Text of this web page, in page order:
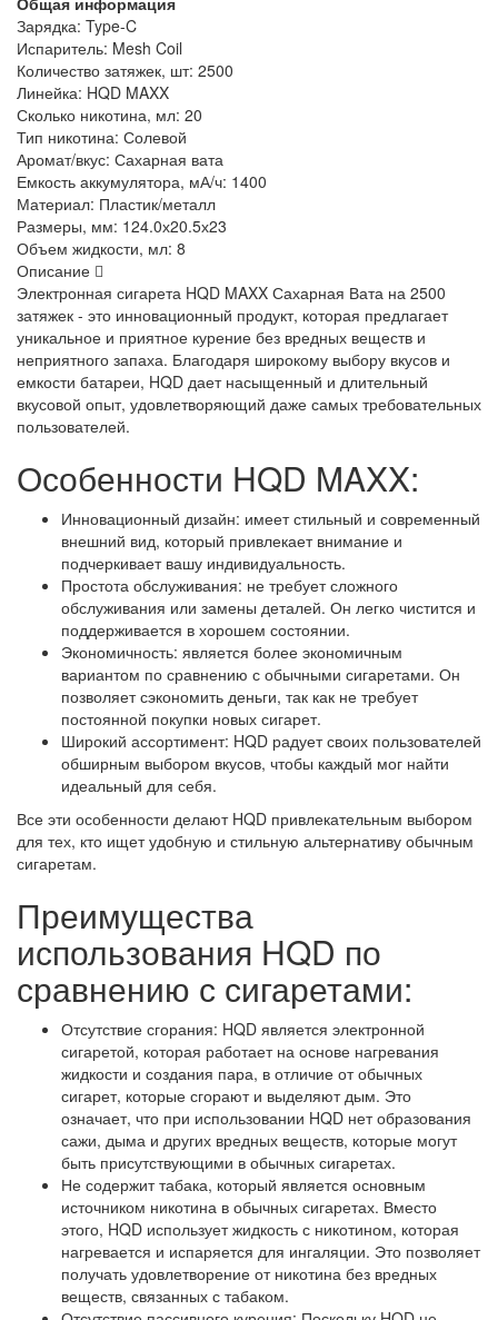
Зарядка: Type-C
Испаритель: Mesh Coil
Количество затяжек, шт: 2500
Линейка: HQD MAXX
Сколько никотина, мл: 20
Тип никотина: Солевой
Аромат/вкус: Сахарная вата
Емкость аккумулятора, мА/ч: 1400
Материал: Пластик/металл
Размеры, мм: 124.0х20.5х23
Объем жидкости, мл: 8
Описание
Электронная сигарета HQD MAXX Сахарная Вата на 2500
затяжек - это инновационный продукт, которая предлагает
уникальное и приятное курение без вредных веществ и
неприятного запаха. Благодаря широкому выбору вкусов и
емкости батареи, HQD дает насыщенный и длительный
вкусовой опыт, удовлетворяющий даже самых требовательных
пользователей.
Особенности HQD MAXX:
Инновационный дизайн: имеет стильный и современный
внешний вид, который привлекает внимание и
подчеркивает вашу индивидуальность.
Простота обслуживания: не требует сложного
обслуживания или замены деталей. Он легко чистится и
поддерживается в хорошем состоянии.
Экономичность: является более экономичным
вариантом по сравнению с обычными сигаретами. Он
позволяет сэкономить деньги, так как не требует
постоянной покупки новых сигарет.
Широкий ассортимент: HQD радует своих пользователей
обширным выбором вкусов, чтобы каждый мог найти
идеальный для себя.
Все эти особенности делают HQD привлекательным выбором
для тех, кто ищет удобную и стильную альтернативу обычным
сигаретам.
Преимущества
использования HQD по
сравнению с сигаретами:
Отсутствие сгорания: HQD является электронной
сигаретой, которая работает на основе нагревания
жидкости и создания пара, в отличие от обычных
сигарет, которые сгорают и выделяют дым. Это
означает, что при использовании HQD нет образования
сажи, дыма и других вредных веществ, которые могут
быть присутствующими в обычных сигаретах.
Не содержит табака, который является основным
источником никотина в обычных сигаретах. Вместо
этого, HQD использует жидкость с никотином, которая
нагревается и испаряется для ингаляции. Это позволяет
получать удовлетворение от никотина без вредных
веществ, связанных с табаком.